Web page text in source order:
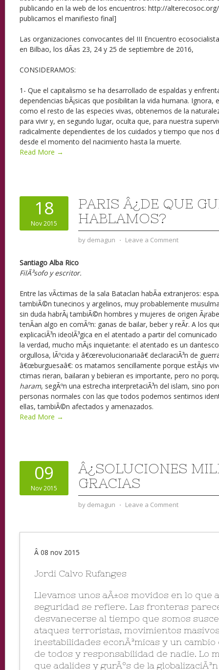
publicando en la web de los encuentros: http://alterecosoc.org/
publicamos el manifiesto final]
Las organizaciones convocantes del III Encuentro
en Bilbao, los dÃ­as 23, 24 y 25 de septiembre de 2016,
CONSIDERAMOS:
1- Que el capitalismo se ha desarrollado de espaldas y
dependencias bÃ¡sicas que posibilitan la vida humana.
como el resto de las especies vivas, obtenemos de la
para vivir y, en segundo lugar, oculta que, para nuestra
radicalmente dependientes de los cuidados y tiempo que nos
desde el momento del nacimiento hasta la muerte.
Read More →
18
Nov 2015
PARIS Â¿DE QUE
HABLAMOS?
by demagun ⋅ Leave a Comment
Santiago Alba Rico
FilÃ³sofo y escritor.
Entre las vÃ­ctimas de la sala Bataclan habÃ­a extranjeros:
tambiÃ©n tunecinos y argelinos, muy probablemente
sin duda habrÃ¡ tambiÃ©n hombres y mujeres de origen
tenÃ­an algo en comÃºn: ganas de bailar, beber y reÃ­r. A los
explicaciÃ³n ideolÃ³gica en el atentado a partir del
la verdad, mucho mÃ¡s inquietante: el atentado es un
orgullosa, lÃºcida y â€œrevolucionariaâ€ declaraciÃ³n de
â€œburguesaâ€: os matamos sencillamente porque estÃ¡is
ctimas rieran, bailaran y bebieran es importante, pero no
haram, segÃºn una estrecha interpretaciÃ³n del islam, sino
personas normales con las que todos podemos sentirnos
ellas, tambiÃ©n afectados y amenazados.
Read More →
09
Nov 2015
Â¿SOLUCIONES
GRACIAS
by demagun ⋅ Leave a Comment
Â 08 nov 2015
Jordi Calvo Rufanges
Llevamos unos aÃ±os movidos en lo que
seguridad se refiere. Las fronteras
desvanecerse al tiempo que somos
ataques terroristas, movimientos
inestabilidades econÃ³micas y un cambio
de todos y responsabilidad de nadie. Lo
que adalides y gurÃºs de la